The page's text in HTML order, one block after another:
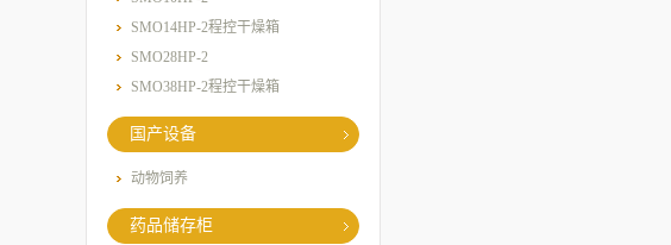
SMO14HP-2程控干燥箱
SMO28HP-2
SMO38HP-2程控干燥箱
国产设备
动物饲养
药品储存柜